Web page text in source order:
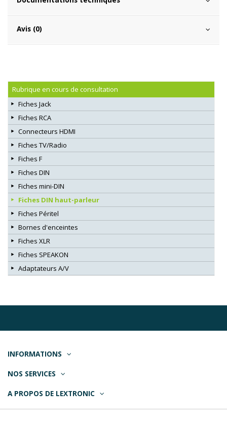
Avis (0)
Rubrique en cours de consultation
Fiches Jack
Fiches RCA
Connecteurs HDMI
Fiches TV/Radio
Fiches F
Fiches DIN
Fiches mini-DIN
Fiches DIN haut-parleur
Fiches Péritel
Bornes d'enceintes
Fiches XLR
Fiches SPEAKON
Adaptateurs A/V
INFORMATIONS
NOS SERVICES
A PROPOS DE LEXTRONIC